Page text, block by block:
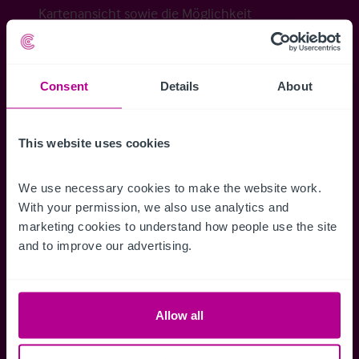
Consent Details About
This website uses cookies
We use necessary cookies to make the website work.
With your permission, we also use analytics and
marketing cookies to understand how people use the site
and to improve our advertising.
Allow all
Kartenansicht sowie die Möglichkeit
Benachrichtigungen für neuen Objekten zu
erhalten.
Informationen
Erhalten Sie Zugriff auf alle
Verkaufsmandate - exklusiv für
Durch das